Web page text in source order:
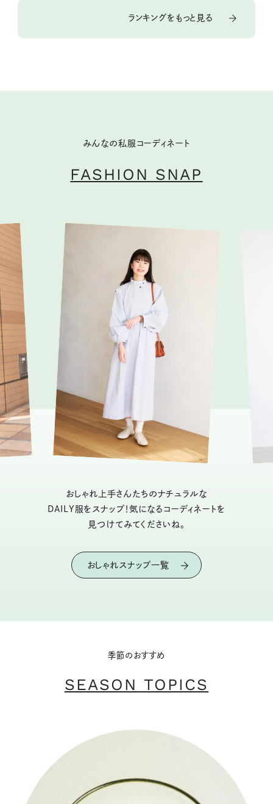
ランキングをもっと見る
みんなの私服コーディネート
FASHION SNAP
おしゃれ上手さんたちのナチュラルな
DAILY服をスナップ！気になるコーディネートを
見つけてみてくださいね。
おしゃれスナップ一覧
季節のおすすめ
SEASON TOPICS